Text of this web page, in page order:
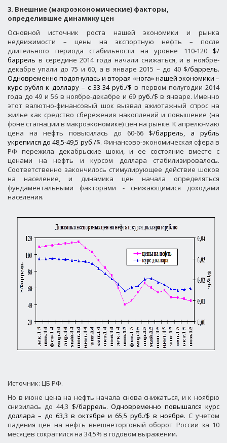
3. Внешние (макроэкономические) факторы,
определившие динамику цен
Основной источник роста нашей экономики и рынка
недвижимости – цены на экспортную нефть – после
длительного периода стабильности на уровне 110-120 $/
баррель в середине 2014 года начали снижаться, и в ноябре-
декабре упали до 75 и 60, а в январе 2015 – до 40 $/баррель.
Одновременно подогнулась и вторая «нога» нашей экономики –
курс рубля к доллару – с 33-34 руб./$ в первом полугодии 2014
года до 49 и 56 в ноябре-декабре и 69 руб./$ в январе. Именно
этот валютно-финансовый шок вызвал ажиотажный спрос на
жилье как средство сбережения накоплений и повышение (на
фоне стагнации в макроэкономике) цен на рынке. К апрелю-маю
цена на нефть повысилась до 60-66 $/баррель, а рубль
укрепился до 48,5-49,5 руб./$. Финансово-экономическая сфера в
РФ пережила декабрьские шоки, и ее состояние вместе с
ценами на нефть и курсом доллара стабилизировалось.
Соответственно закончилось стимулирующее действие шоков
на население, и динамика цен начала определяться
фундаментальными факторами - снижающимися доходами
населения.
Источник: ЦБ РФ.
Но в июне цена на нефть начала снова снижаться, и к ноябрю
снизилась до 44,3 $/баррель. Одновременно повышался курс
доллара – до 63,3 в октябре и 65,5 руб./$ в ноябре. С учетом
падения цен на нефть внешнеторговый оборот России за 10
месяцев сократился на 34,5% в годовом выражении.